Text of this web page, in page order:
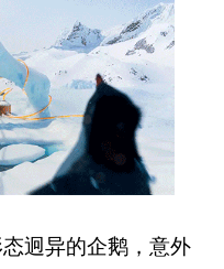
迥异的企鹅，意外